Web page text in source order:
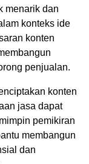
menarik dan
konteks ide
konten
penjualan.
konten
jasa dapat
pemikiran
membangun
dan